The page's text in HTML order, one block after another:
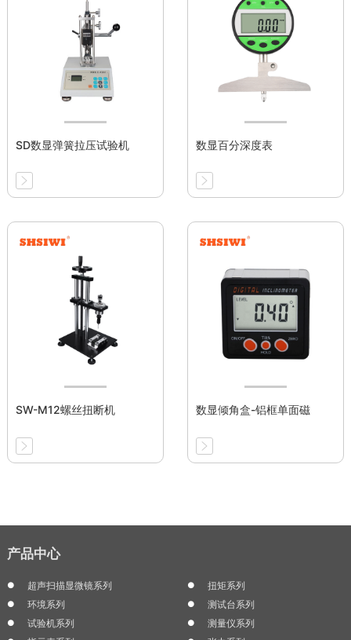
SD数显弹簧拉压试验机 数显百分深度表
SW-M12螺丝扭断机 数显倾角盒-铝框单面磁
产品中心
超声扫描显微镜系列
扭矩系列
环境系列
测试台系列
试验机系列
测量仪系列